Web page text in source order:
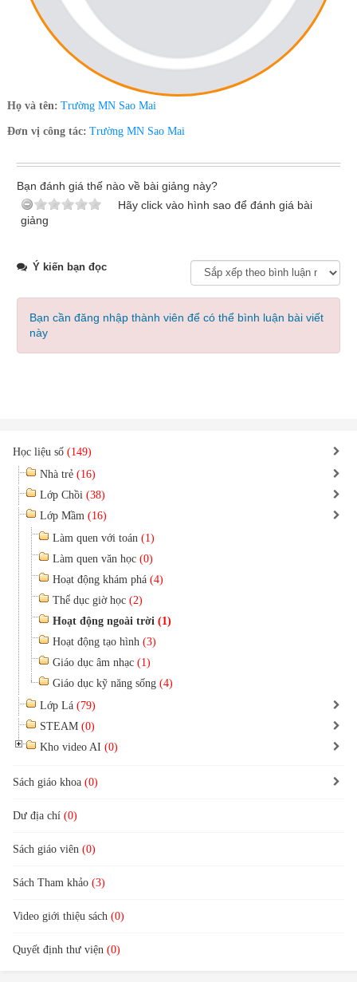
Họ và tên: Trường MN Sao Mai
Đơn vị công tác: Trường MN Sao Mai
Bạn đánh giá thế nào về bài giảng này?
Hãy click vào hình sao để đánh giá bài
giảng
Ý kiến bạn đọc
Bạn cần đăng nhập thành viên để có thể bình luận bài viết
này
Học liệu số (149)
Nhà trẻ (16)
Lớp Chồi (38)
Lớp Mầm (16)
Làm quen với toán (1)
Làm quen văn học (0)
Hoạt động khám phá (4)
Thể dục giờ học (2)
Hoạt động ngoài trời (1)
Hoạt động tạo hình (3)
Giáo dục âm nhạc (1)
Giáo dục kỹ năng sống (4)
Lớp Lá (79)
STEAM (0)
Kho video AI (0)
Sách giáo khoa (0)
Dư địa chí (0)
Sách giáo viên (0)
Sách Tham khảo (3)
Video giới thiệu sách (0)
Quyết định thư viện (0)